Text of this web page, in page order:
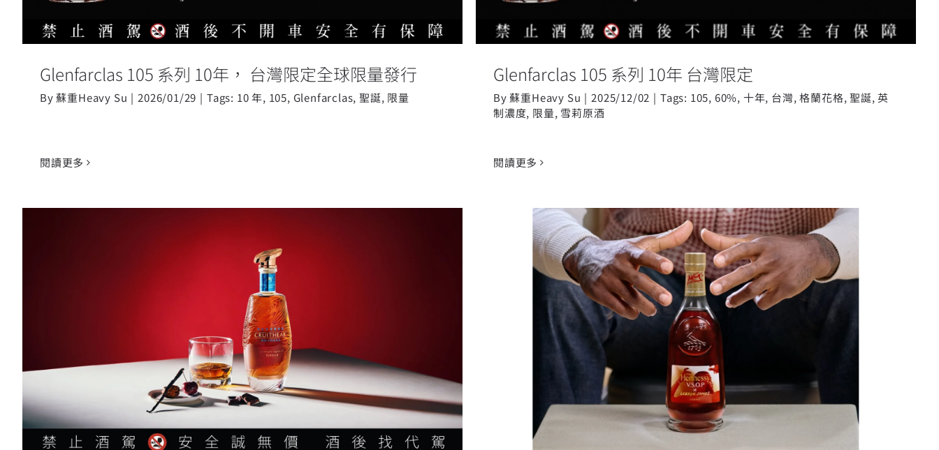
Glenfarclas 105 系列 10年， 台灣限定全球限量發行
By蘇重Heavy Su | 2026/01/29 | Tags: 10 年, 105, Glenfarclas,聖誕, 限量
閱讀更多
Glenfarclas 105 系列 10年 台灣限定
By蘇重Heavy Su | 2025/12/02 | Tags: 105, 60%, 十年, 台灣,格蘭花格,聖誕,英
制濃度, 限量, 雪莉原酒
閱讀更多
SUPER JUNIOR利特 限量金門高粱「創世者皇者雪
莉」
LeBron James的「第二個決定」攜手 軒尼詩